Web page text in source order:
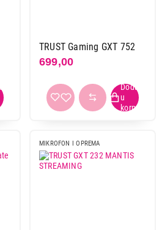
TRUST Gaming GXT 752
699,00
MIKROFON I OPREMA